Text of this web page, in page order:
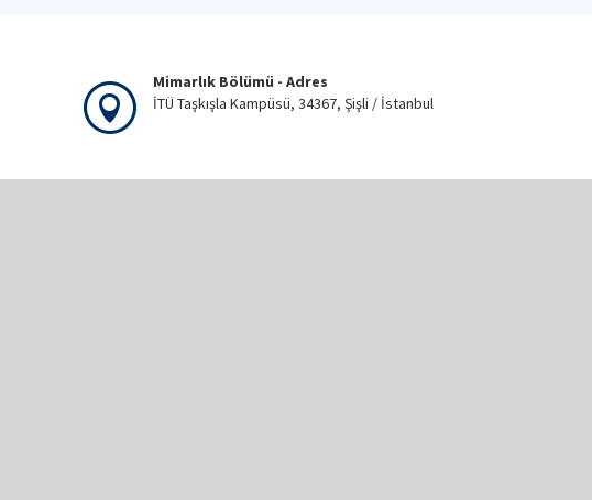
Mimarlık Bölümü - Adres
İTÜ Taşkışla Kampüsü, 34367, Şişli / İstanbul